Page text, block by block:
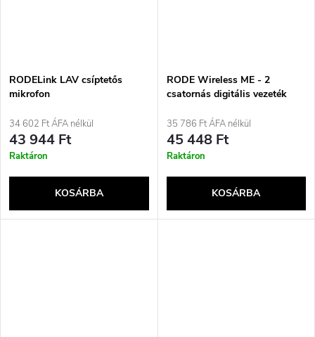
RODELink LAV csíptetős
mikrofon
34 602 Ft ÁFA nélkül
43 944 Ft
Raktáron
KOSÁRBA
RODE Wireless ME - 2
csatornás digitális vezeték
35 786 Ft ÁFA nélkül
45 448 Ft
Raktáron
KOSÁRBA